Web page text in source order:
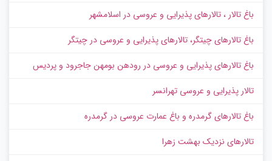
باغ تالار ، تالارهای پذیرایی و عروسی در اسلامشهر
باغ تالارهای چیتگر، تالارهای پذیرایی و عروسی در چیتگر
باغ تالارهای پذیرایی و عروسی در رودهن بومهن جاجرود و پردیس
تالار پذیرایی و عروسی تهرانسر
باغ تالارهای گرمدره و باغ عمارت عروسی در گرمدره
تالارهای نزدیک بهشت زهرا